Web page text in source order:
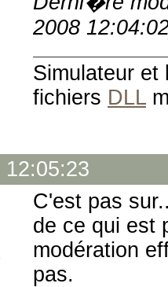
2008
Simulateur
fichiers DLL
12:05:23
C'est pas
de ce qui est
modération
pas.